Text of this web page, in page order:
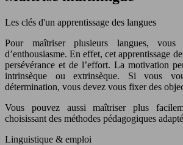
Les clés d'un apprentissage des langues
Pour maîtriser plusieurs langues,
d’enthousiasme. En effet, cet apprentissage
persévérance et de l’effort. La motivation
intrinsèque ou extrinsèque. Si vous
détermination, vous devez vous fixer des
Vous pouvez aussi maîtriser plus
choisissant des méthodes pédagogiques
Linguistique & emploi